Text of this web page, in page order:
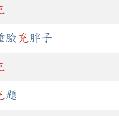
臉充胖子
題